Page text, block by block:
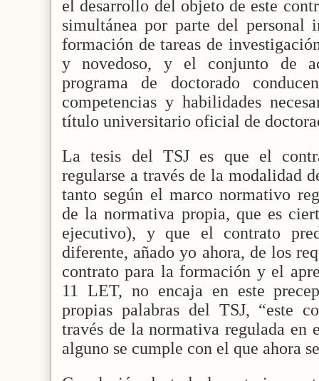
el desarrollo del objeto de este
simultánea por parte del personal
formación de tareas de
y novedoso, y el conjunto de
programa de doctorado
competencias y habilidades
título universitario oficial de
La tesis del TSJ es que el
regularse a través de la modalidad
tanto según el marco normativo
de la normativa propia, que es
ejecutivo), y que el contrato
diferente, añado yo ahora, de los
contrato para la formación y el
11 LET, no encaja en este
propias palabras del TSJ, “este
través de la normativa regulada en
alguno se cumple con el que ahora